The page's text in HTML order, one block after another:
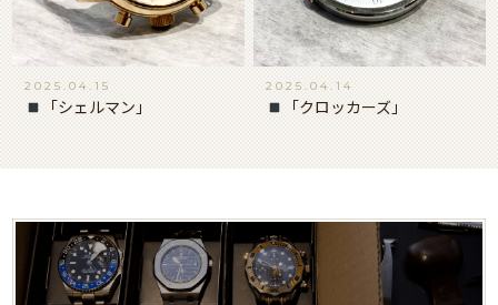
2025.04.15
「シェルマン」
2025.04.14
「クロッカーズ」